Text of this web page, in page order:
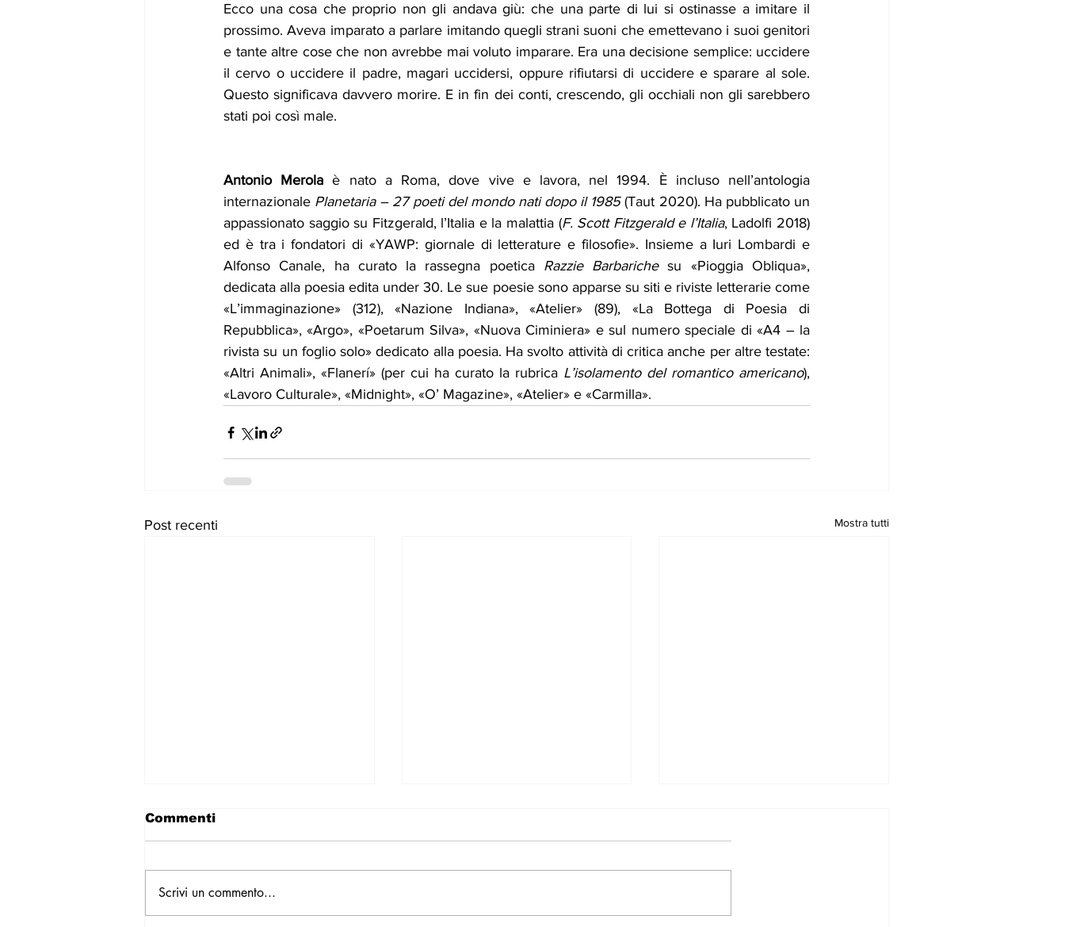
Ecco una cosa che proprio non gli andava giù: che una parte di lui si ostinasse a imitare il
prossimo. Aveva imparato a parlare imitando quegli strani suoni che emettevano i suoi genitori
e tante altre cose che non avrebbe mai voluto imparare. Era una decisione semplice: uccidere
il cervo o uccidere il padre, magari uccidersi, oppure rifiutarsi di uccidere e sparare al sole.
Questo significava davvero morire. E in fin dei conti, crescendo, gli occhiali non gli sarebbero
stati poi così male.
Antonio Merola è nato a Roma, dove vive e lavora, nel 1994. È incluso nell’antologia
internazionale Planetaria – 27 poeti del mondo nati dopo il 1985 (Taut 2020). Ha pubblicato un
appassionato saggio su Fitzgerald, l’Italia e la malattia (F. Scott Fitzgerald e l’Italia, Ladolfi 2018)
ed è tra i fondatori di «YAWP: giornale di letterature e filosofie». Insieme a Iuri Lombardi e
Alfonso Canale, ha curato la rassegna poetica Razzie Barbariche su «Pioggia Obliqua»,
dedicata alla poesia edita under 30. Le sue poesie sono apparse su siti e riviste letterarie come
«L’immaginazione» (312), «Nazione Indiana», «Atelier» (89), «La Bottega di Poesia di
Repubblica», «Argo», «Poetarum Silva», «Nuova Ciminiera» e sul numero speciale di «A4 – la
rivista su un foglio solo» dedicato alla poesia. Ha svolto attività di critica anche per altre testate:
«Altri Animali», «Flanerí» (per cui ha curato la rubrica L’isolamento del romantico americano),
«Lavoro Culturale», «Midnight», «O’ Magazine», «Atelier» e «Carmilla».
Post recenti Mostra tutti
Commenti
Scrivi un commento...